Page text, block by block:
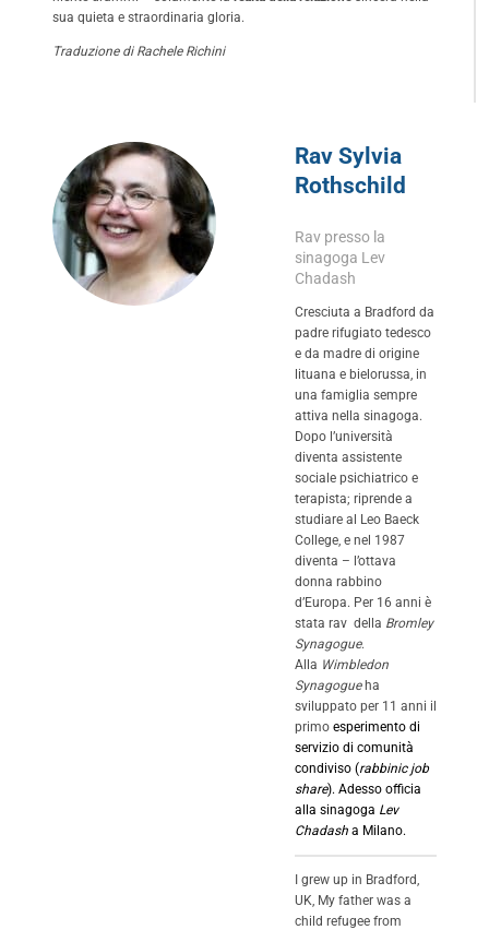
sua quieta e straordinaria gloria.
Traduzione di Rachele Richini
Rav Sylvia
Rothschild
Rav presso la
sinagoga Lev
Chadash
Cresciuta a Bradford da
padre rifugiato tedesco
e da madre di origine
lituana e bielorussa, in
una famiglia sempre
attiva nella sinagoga.
Dopo l’università
diventa assistente
sociale psichiatrico e
terapista; riprende a
studiare al Leo Baeck
College, e nel 1987
diventa – l’ottava
donna rabbino
d’Europa. Per 16 anni è
stata rav della Bromley
Synagogue.
Alla Wimbledon
Synagogueha
sviluppato per 11 anni il
primo esperimento di
servizio di comunità
condiviso (rabbinic job
share). Adesso officia
alla sinagoga Lev
Chadash a Milano.
I grew up in Bradford,
UK, My father was a
child refugee from